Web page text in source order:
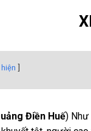
hiện
Điền Huế) Như